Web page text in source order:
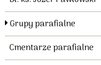
Grupy parafialne
Cmentarze parafialne